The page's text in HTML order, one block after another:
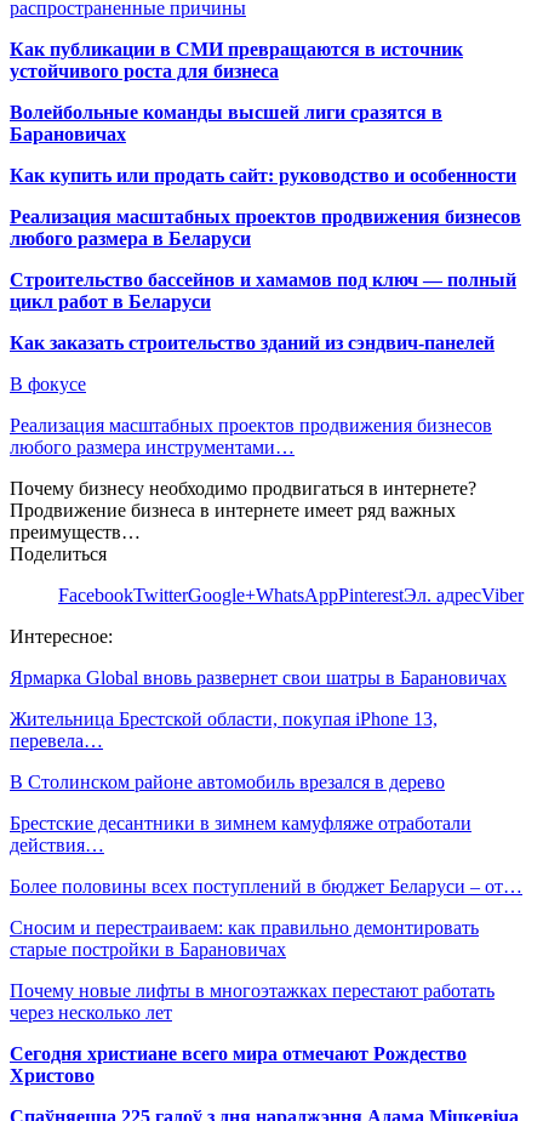
распространенные причины
Как публикации в СМИ превращаются в источник
устойчивого роста для бизнеса
Волейбольные команды высшей лиги сразятся в
Барановичах
Как купить или продать сайт: руководство и особенности
Реализация масштабных проектов продвижения бизнесов
любого размера в Беларуси
Строительство бассейнов и хамамов под ключ — полный
цикл работ в Беларуси
Как заказать строительство зданий из сэндвич-панелей
В фокусе
Реализация масштабных проектов продвижения бизнесов
любого размера инструментами…
Почему бизнесу необходимо продвигаться в интернете?
Продвижение бизнеса в интернете имеет ряд важных
преимуществ…
Поделиться
FacebookTwitterGoogle+WhatsAppPinterestЭл. адресViber
Интересное:
Ярмарка Global вновь развернет свои шатры в Барановичах
Жительница Брестской области, покупая iPhone 13,
перевела…
В Столинском районе автомобиль врезался в дерево
Брестские десантники в зимнем камуфляже отработали
действия…
Более половины всех поступлений в бюджет Беларуси – от…
Сносим и перестраиваем: как правильно демонтировать
старые постройки в Барановичах
Почему новые лифты в многоэтажках перестают работать
через несколько лет
Сегодня христиане всего мира отмечают Рождество
Христово
Спаўняецца 225 гадоў з дня нараджэння Адама Міцкевіча